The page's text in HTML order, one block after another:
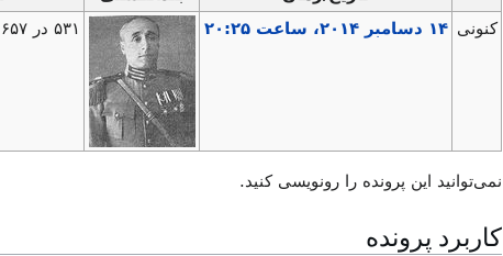
کنونی ‏۱۴ دسامبر ۲۰۱۴، ساعت ۲۰:۲۵ ۵۳۱ در ۶۵۷
نمی‌توانید این پرونده را رونویسی کنید.
کاربرد پرونده